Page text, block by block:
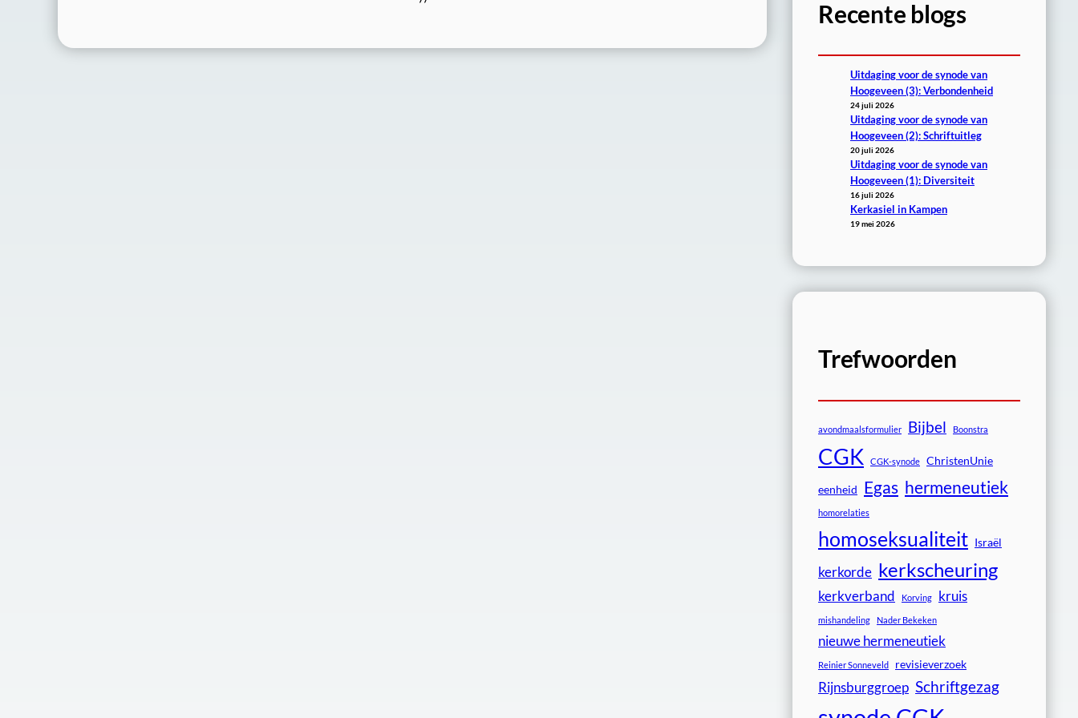
Recente blogs
Uitdaging voor de synode van
Hoogeveen (3): Verbondenheid
24 juli 2026
Uitdaging voor de synode van
Hoogeveen (2): Schriftuitleg
20 juli 2026
Uitdaging voor de synode van
Hoogeveen (1): Diversiteit
16 juli 2026
Kerkasiel in Kampen
19 mei 2026
Trefwoorden
avondmaalsformulier Bijbel Boonstra
CGK CGK-synode ChristenUnie
eenheid Egas hermeneutiek
homorelaties
homoseksualiteit Israël
kerkorde kerkscheuring
kerkverband Korving kruis
mishandeling Nader Bekeken
nieuwe hermeneutiek
Reinier Sonneveld revisieverzoek
Rijnsburggroep Schriftgezag